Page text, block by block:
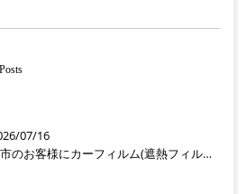
07/16
玉野市のお客様にカーフィルム(遮熱フィルム) V60【nexus株式会社】